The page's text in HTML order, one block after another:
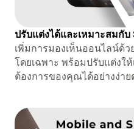
ปรับแต่งได้และเหมาะสมกับ
เพิ่มการมองเห็นออนไลน์ด้ว
โดยเฉพาะ พร้อมปรับแต่งใ
ต้องการของคุณได้อย่างง่าย